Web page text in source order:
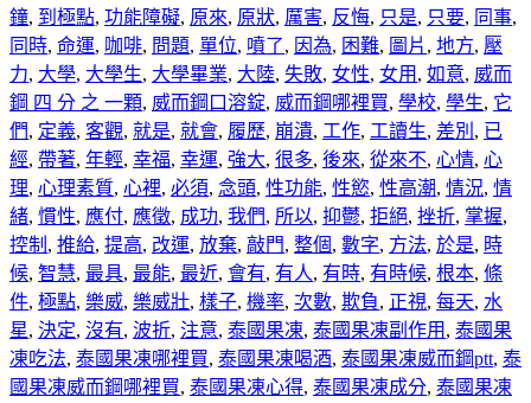
鐘, 到極點, 功能障礙, 原來, 原狀, 厲害, 反悔, 只是, 只要, 同事,
同時, 命運, 咖啡, 問題, 單位, 噴了, 因為, 困難, 圖片 , 地方, 壓
力, 大學, 大學生, 大學畢業, 大陸, 失敗, 女性, 女用 , 如意, 威而
鋼 四 分 之 一顆, 威而鋼口溶錠, 威而鋼哪裡買, 學校, 學生, 它
們, 定義, 客觀, 就是, 就會, 履歷, 崩潰, 工作, 工讀生, 差別 , 已
經, 帶著, 年輕, 幸福, 幸運, 強大, 很多, 後來, 從來不, 心情, 心
理, 心理素質, 心裡, 必須, 念頭, 性功能, 性慾, 性高潮, 情況, 情
緒, 慣性, 應付, 應徵, 成功, 我們, 所以, 抑鬱, 拒絕, 挫折, 掌握,
控制 , 推給, 提高, 改運, 放棄, 敲門, 整個, 數字, 方法, 於是, 時
候, 智慧, 最具, 最能, 最近, 會有, 有人, 有時, 有時候, 根本, 條
件, 極點, 樂威, 樂威壯, 樣子, 機率, 次數, 欺負, 正視, 每天, 水
星, 決定, 沒有, 波折, 注意, 泰國果凍, 泰國果凍副作用 , 泰國果
凍吃法, 泰國果凍哪裡買, 泰國果凍喝酒, 泰國果凍威而鋼ptt, 泰
國果凍威而鋼哪裡買, 泰國果凍心得, 泰國果凍成分, 泰國果凍